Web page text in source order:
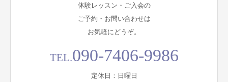
体験レッスン・ご入会の
ご予約・お問い合わせは
お気軽にどうぞ。
TEL.090-7406-9986
定休日：日曜日